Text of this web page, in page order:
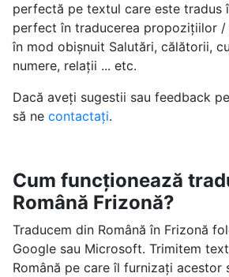
perfectă pe textul care este tradus
perfect în traducerea propozițiilor
în mod obișnuit Salutări, călătorii,
numere, relații ... etc.
Dacă aveți sugestii sau feedback
să ne contactați.
Cum funcționează
Română Frizonă?
Traducem din Română în Frizonă
Google sau Microsoft. Trimitem
Română pe care îl furnizați acestor